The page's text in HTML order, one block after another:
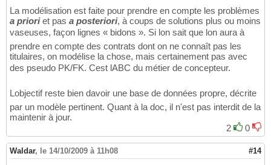
La modélisation est faite pour prendre en compte les problèmes
a prioriet pas a posteriori, à coups de solutions plus ou moins
vaseuses, façon lignes « bidons ». Si lon sait que lon aura à
prendre en compte des contrats dont on ne connaît pas les
titulaires, on modélise la chose, mais certainement pas avec
des pseudo PK/FK. Cest lABC du métier de concepteur.
Lobjectif reste bien davoir une base de données propre, décrite
par un modèle pertinent. Quant à la doc, il n'est pas interdit de la
maintenir à jour.
2
0
Waldar, le 14/10/2009 à 11h08 #14